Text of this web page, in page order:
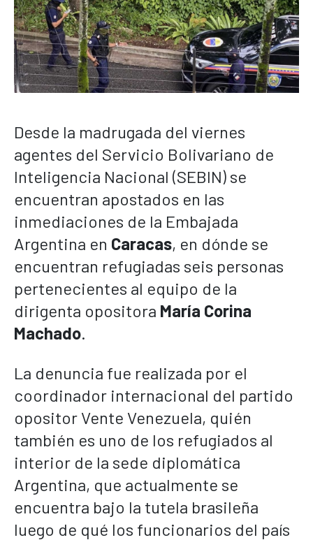
Desde la madrugada del viernes
agentes del Servicio Bolivariano de
Inteligencia Nacional (SEBIN) se
encuentran apostados en las
inmediaciones de la Embajada
Argentina en Caracas, en dónde se
encuentran refugiadas seis personas
pertenecientes al equipo de la
dirigenta opositora María Corina
Machado.
La denuncia fue realizada por el
coordinador internacional del partido
opositor Vente Venezuela, quién
también es uno de los refugiados al
interior de la sede diplomática
Argentina, que actualmente se
encuentra bajo la tutela brasileña
luego de qué los funcionarios del país